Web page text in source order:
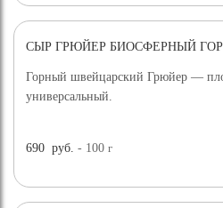
СЫР ГРЮЙЕР БИОСФЕРНЫЙ
Горный швейцарский Грюйер —
универсальный.
690 руб. - 100г